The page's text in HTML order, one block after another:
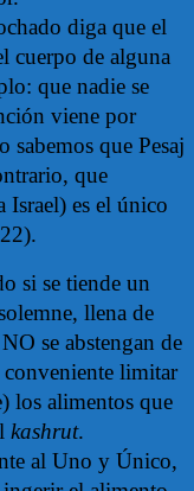
diga que el
cuerpo de alguna
que nadie se
viene por
sabemos que Pesaj
que
Israel) es el único
si se tiende un
llena de
se abstengan de
conveniente limitar
los alimentos que
kashrut.
al Uno y Único,